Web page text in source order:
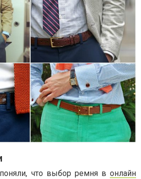
что выбор ремня в онлайн